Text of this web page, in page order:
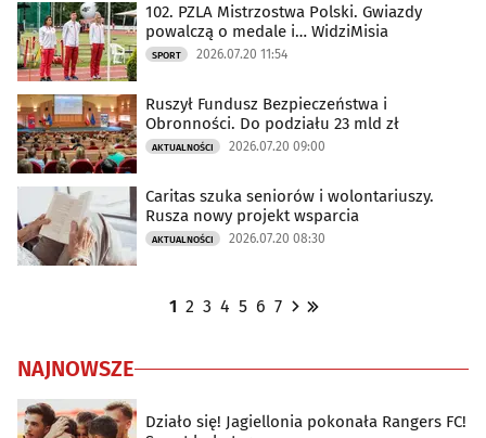
102. PZLA Mistrzostwa Polski. Gwiazdy
powalczą o medale i… WidziMisia
SPORT 2026.07.20 11:54
Ruszył Fundusz Bezpieczeństwa i
Obronności. Do podziału 23 mld zł
AKTUALNOŚCI 2026.07.20 09:00
Caritas szuka seniorów i wolontariuszy.
Rusza nowy projekt wsparcia
AKTUALNOŚCI 2026.07.20 08:30
1 2 3 4 5 6 7
NAJNOWSZE
Działo się! Jagiellonia pokonała Rangers FC!